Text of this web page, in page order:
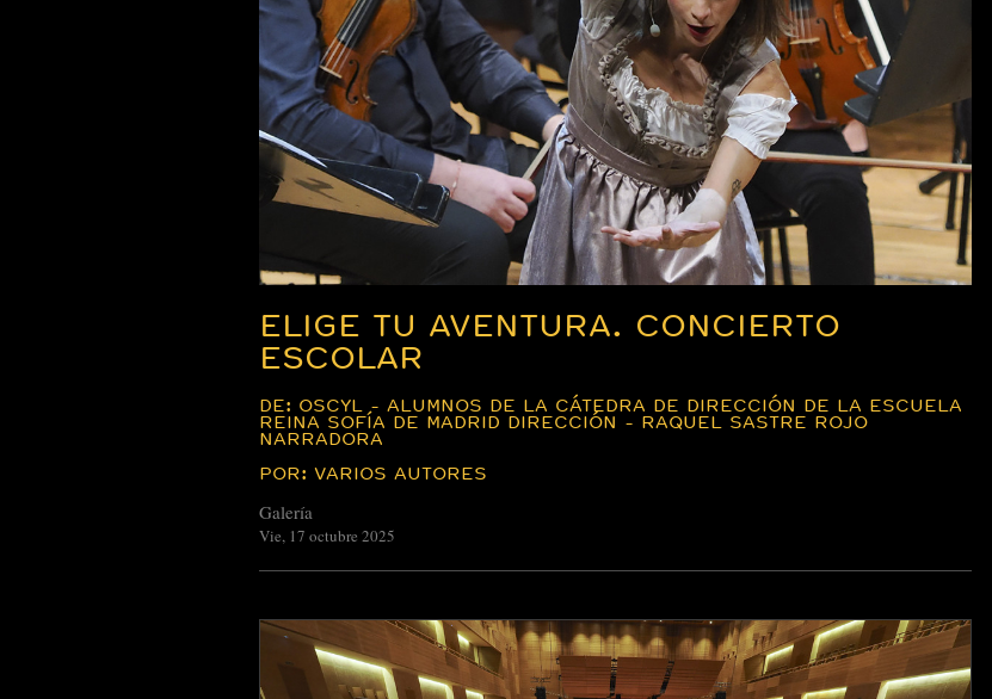
ELIGE TU AVENTURA. CONCIERTO
ESCOLAR
DE: OSCYL - ALUMNOS DE LA CÁTEDRA DE DIRECCIÓN DE LA ESCUELA
REINA SOFÍA DE MADRID DIRECCIÓN - RAQUEL SASTRE ROJO
NARRADORA
POR: VARIOS AUTORES
Galería
Vie, 17 octubre 2025